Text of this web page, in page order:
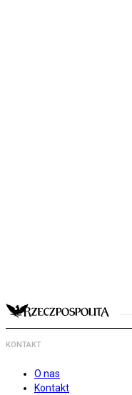
KONTAKT
O nas
Kontakt